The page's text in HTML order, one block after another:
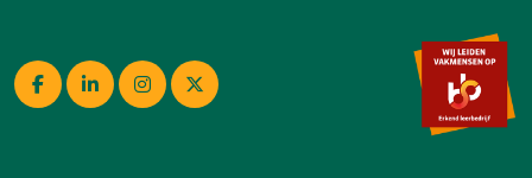
Facebook
LinkedInInstagramTwitter